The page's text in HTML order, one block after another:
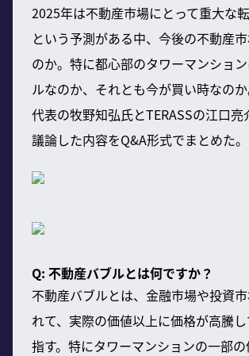
2025年は不動産市場にとって重大な
という予測がある中、今後の不動産
のか。特に都心部のタワーマンショ
ルなのか、それとも今が買い時なの
代表の牧野知弘氏とTERASSの江口亮
議論した内容をQ&A形式でまとめた。
Q: 不動産バブルとは何ですか？
不動産バブルとは、金融市場や投資
れて、実際の価値以上に価格が高騰
指す。特にタワーマンションの一部